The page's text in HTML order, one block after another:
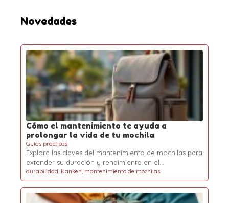
:Novedades
Cómo el mantenimiento te ayuda a
prolongar la vida de tu mochila
Guías prácticas
Explora las claves del mantenimiento de mochilas para
extender su duración y rendimiento en el…
durabilidad, Kanken, mantenimiento de mochilas